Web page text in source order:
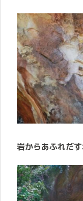
岩からあふれだ